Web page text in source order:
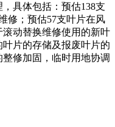
具体包括：预估138支
修；预估57支叶片在风
动替换维修使用的新叶
片的存储及报废叶片的
修加固，临时用地协调